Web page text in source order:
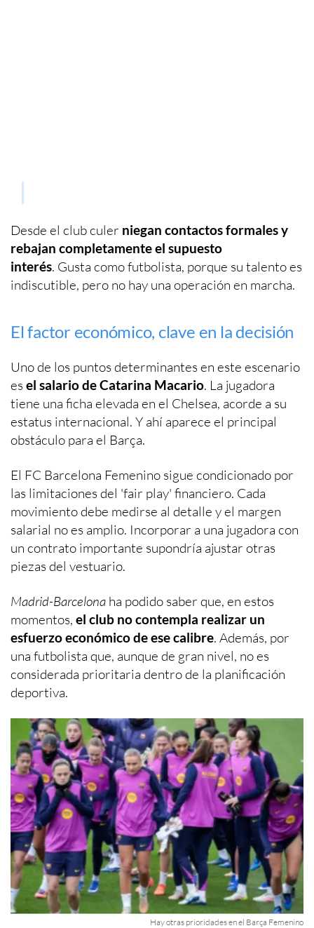
Desde el club culer niegan contactos formales y
rebajan completamente el supuesto
interés. Gusta como futbolista, porque su talento es
indiscutible, pero no hay una operación en marcha.
El factor económico, clave en la decisión
Uno de los puntos determinantes en este escenario
es el salario de Catarina Macario. La jugadora
tiene una ficha elevada en el Chelsea, acorde a su
estatus internacional. Y ahí aparece el principal
obstáculo para el Barça.
El FC Barcelona Femenino sigue condicionado por
las limitaciones del 'fair play' financiero. Cada
movimiento debe medirse al detalle y el margen
salarial no es amplio. Incorporar a una jugadora con
un contrato importante supondría ajustar otras
piezas del vestuario.
Madrid-Barcelona ha podido saber que, en estos
momentos, el club no contempla realizar un
esfuerzo económico de ese calibre. Además, por
una futbolista que, aunque de gran nivel, no es
considerada prioritaria dentro de la planificación
deportiva.
Hay otras prioridades en el Barça Femenino